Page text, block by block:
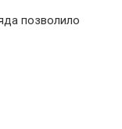
позволило